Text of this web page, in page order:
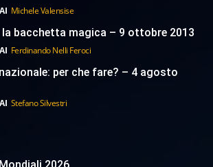
Michele Valensise
la bacchetta magica – 9 ottobre 2013
Ferdinando Nelli Feroci
per che fare? – 4 agosto
Stefano Silvestri